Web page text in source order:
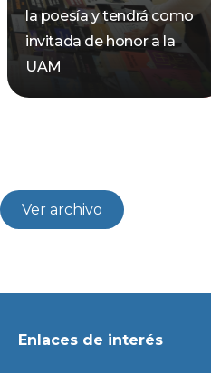
la poesía y tendrá como
invitada de honor a la
UAM
Ver archivo
Enlaces de interés